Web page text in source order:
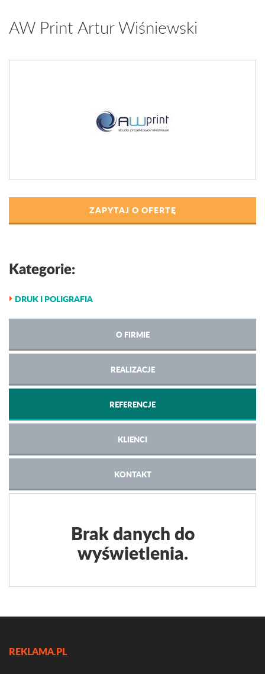
AW Print Artur Wiśniewski
ZAPYTAJ O OFERTĘ
Kategorie:
DRUK I POLIGRAFIA
O FIRMIE
REALIZACJE
REFERENCJE
KLIENCI
KONTAKT
Brak danych do
wyświetlenia.
REKLAMA.PL